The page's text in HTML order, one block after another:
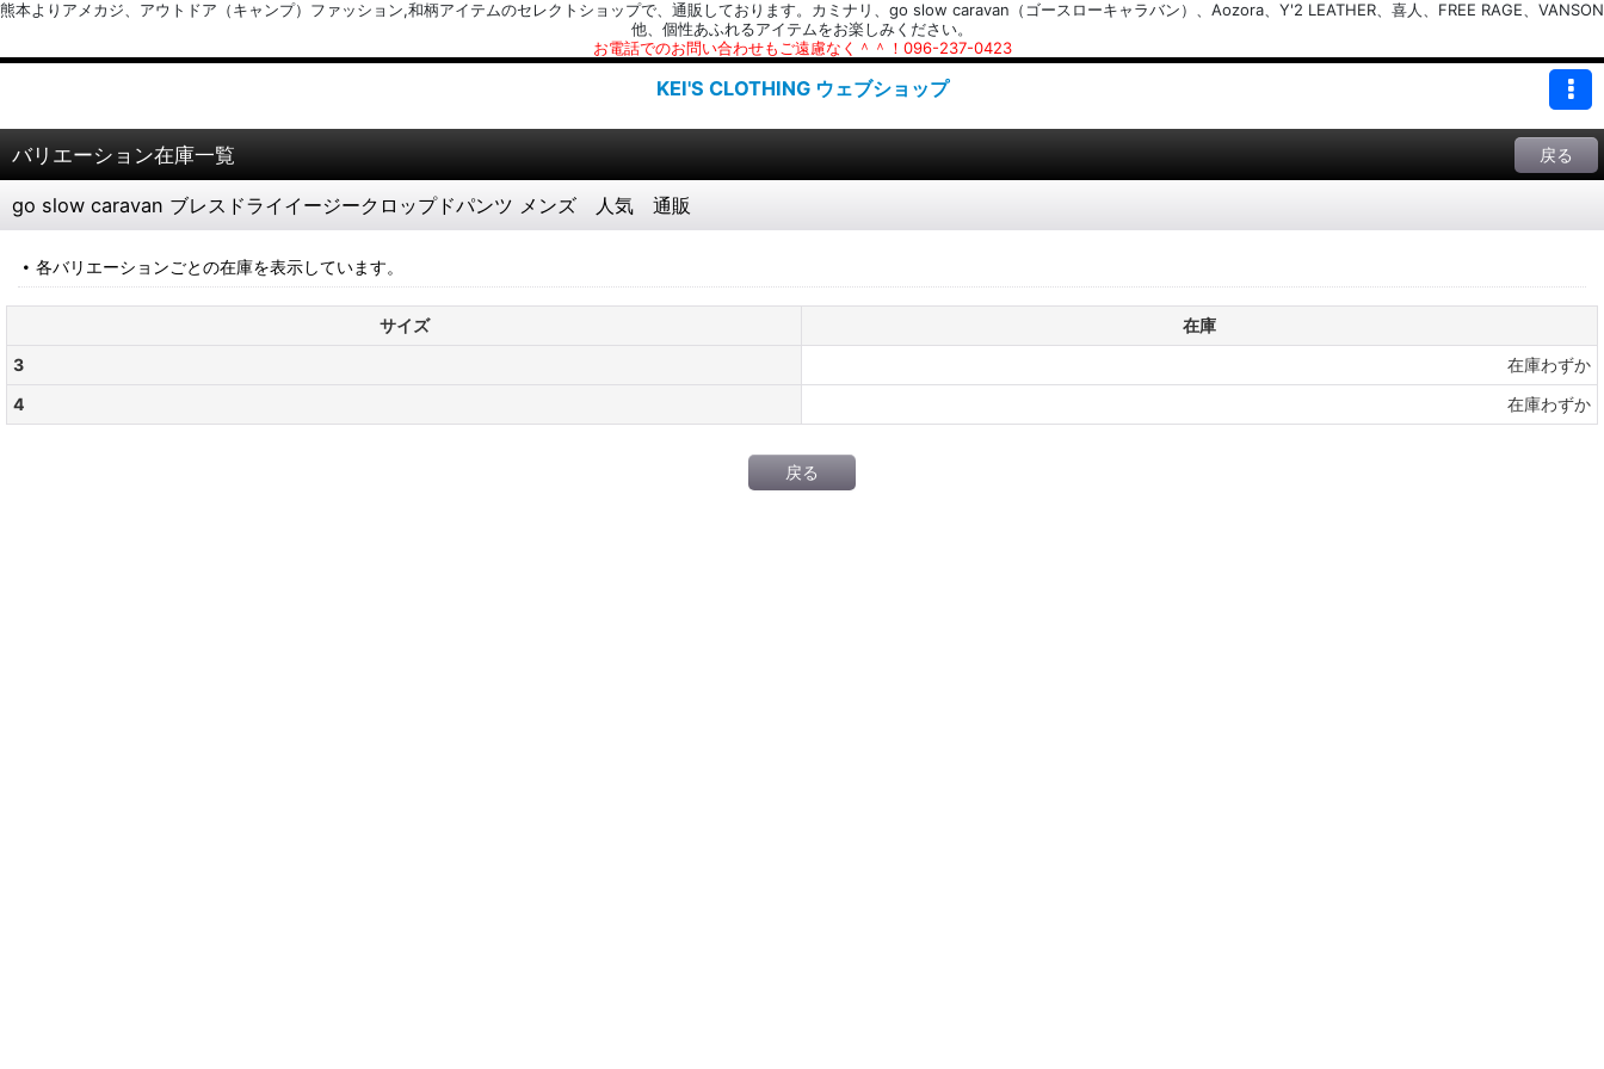
熊本よりアメカジ、アウトドア（キャンプ）ファッション,和柄アイテムのセレクトショップで、通販しております。カミナリ、go slow caravan（ゴースローキャラバン）、Aozora、Y'2 LEATHER、喜人、FREE RAGE、VANSON
他、個性あふれるアイテムをお楽しみください。
お電話でのお問い合わせもご遠慮なく＾＾！096-237-0423
KEI'S CLOTHING ウェブショップ
バリエーション在庫一覧 戻る
go slow caravan ブレスドライイージークロップドパンツ メンズ 人気 通販
各バリエーションごとの在庫を表示しています。
サイズ
在庫
3
在庫わずか
4
在庫わずか
戻る